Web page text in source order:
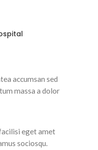
accumsan sed
massa a dolor
eget amet
sociosqu.